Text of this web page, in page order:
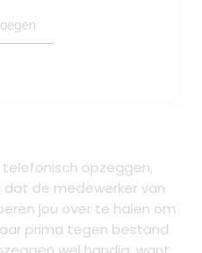
telefonisch opzeggen,
de medewerker van
jou over te halen om
prima tegen bestand